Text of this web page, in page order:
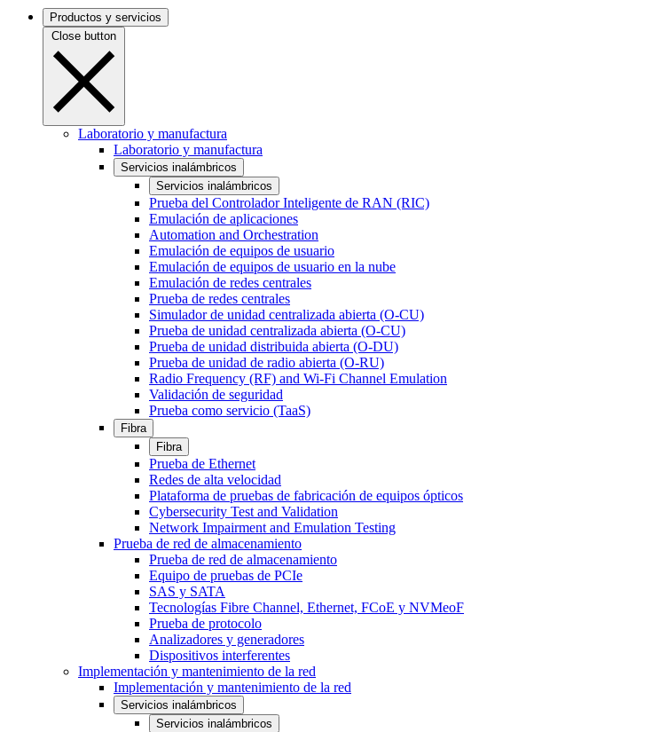
Productos y servicios
Close button
Laboratorio y manufactura
Laboratorio y manufactura
Servicios inalámbricos
Servicios inalámbricos
Prueba del Controlador Inteligente de RAN (RIC)
Emulación de aplicaciones
Automation and Orchestration
Emulación de equipos de usuario
Emulación de equipos de usuario en la nube
Emulación de redes centrales
Prueba de redes centrales
Simulador de unidad centralizada abierta (O-CU)
Prueba de unidad centralizada abierta (O-CU)
Prueba de unidad distribuida abierta (O-DU)
Prueba de unidad de radio abierta (O-RU)
Radio Frequency (RF) and Wi-Fi Channel Emulation
Validación de seguridad
Prueba como servicio (TaaS)
Fibra
Fibra
Prueba de Ethernet
Redes de alta velocidad
Plataforma de pruebas de fabricación de equipos ópticos
Cybersecurity Test and Validation
Network Impairment and Emulation Testing
Prueba de red de almacenamiento
Prueba de red de almacenamiento
Equipo de pruebas de PCIe
SAS y SATA
Tecnologías Fibre Channel, Ethernet, FCoE y NVMeoF
Prueba de protocolo
Analizadores y generadores
Dispositivos interferentes
Implementación y mantenimiento de la red
Implementación y mantenimiento de la red
Servicios inalámbricos
Servicios inalámbricos